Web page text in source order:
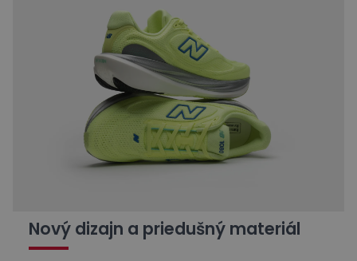
Nový dizajn a priedušný materiál